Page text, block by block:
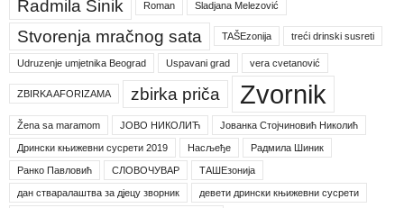
Radmila Šinik Roman Sladjana Melezović
Stvorenja mračnog sata TAŠEzonija treći drinski susreti
Udruzenje umjetnika Beograd Uspavani grad vera cvetanović
ZBIRKA AFORIZAMA zbirka priča Zvornik
Žena sa maramom ЈОВО НИКОЛИЋ Јованка Стојчиновић Николић
Дрински књижевни сусрети 2019 Насљеђе Радмила Шиник
Ранко Павловић СЛОВОЧУВАР ТАШЕзонија
дан стваралаштва за дјецу зворник девети дрински књижевни сусрети